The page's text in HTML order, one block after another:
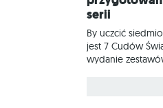
serii
By uczcić
jest 7 Cudów
wydanie